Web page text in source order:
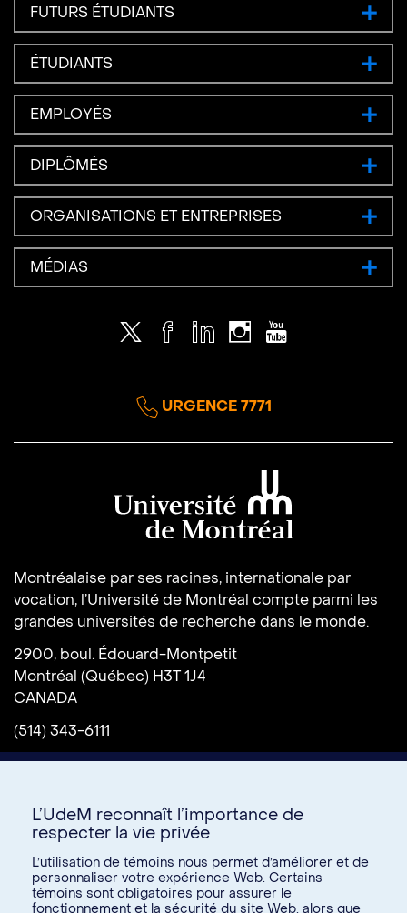
FUTURS ÉTUDIANTS
ÉTUDIANTS
EMPLOYÉS
DIPLÔMÉS
ORGANISATIONS ET ENTREPRISES
MÉDIAS
Twitter Facebook
LinkedInInstagramYoutube
URGENCE 7771
Montréalaise par ses racines, internationale par
vocation, l’Université de Montréal compte parmi les
grandes universités de recherche dans le monde.
2900, boul. Édouard-Montpetit
Montréal (Québec) H3T 1J4
CANADA
(514) 343-6111
Donnez à l’UdeM
L’UdeM reconnaît l’importance de
respecter la vie privée
L’utilisation de témoins nous permet d’améliorer et de
personnaliser votre expérience Web. Certains
témoins sont obligatoires pour assurer le
fonctionnement et la sécurité du site Web, alors que